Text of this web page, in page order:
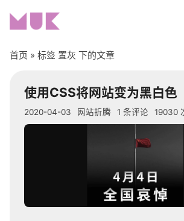
分类
编程开发
网站折腾
生活随笔
首页 » 标签 置灰 下的文章
使用CSS将网站变为黑白色
2020-04-03 网站折腾 1 条评论 19030